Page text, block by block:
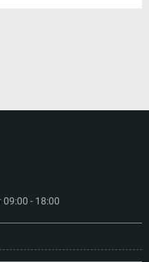
- 18:00